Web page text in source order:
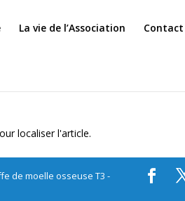
La vie de l’Association Contact
localiser l'article.
de moelle osseuse T3 -